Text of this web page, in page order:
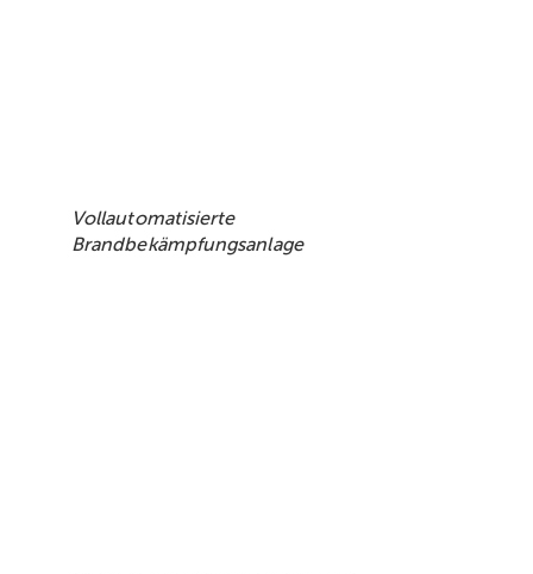
Vollautomatisierte
Brandbekämpfungsanlage